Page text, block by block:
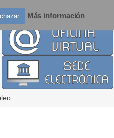
Más información